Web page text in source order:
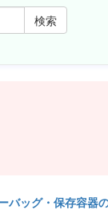
検索
バッグ・保存容器